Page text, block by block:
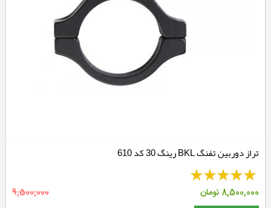
تراز دوربین تفنگ BKL رینگ 30 کد 610
8,500,000 تومان 9,500,000